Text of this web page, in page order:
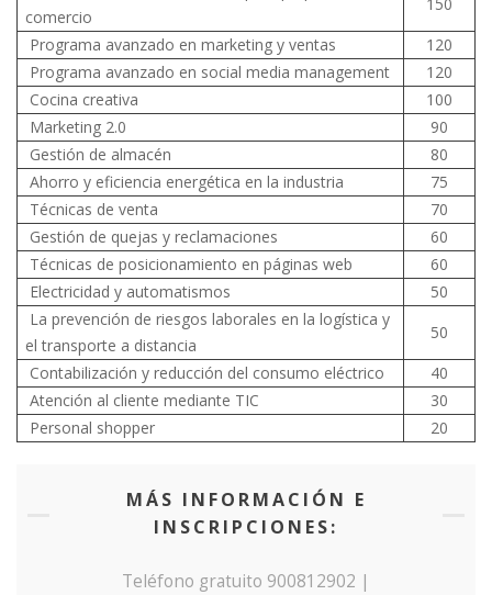
comercio
Programa avanzado en marketing y ventas
120
Programa avanzado en social media management
120
Cocina creativa
100
Marketing 2.0
90
Gestión de almacén
80
Ahorro y eficiencia energética en la industria
75
Técnicas de venta
70
Gestión de quejas y reclamaciones
60
Técnicas de posicionamiento en páginas web
60
Electricidad y automatismos
50
La prevención de riesgos laborales en la logística y
el transporte a distancia
50
Contabilización y reducción del consumo eléctrico
40
Atención al cliente mediante TIC
30
Personal shopper
20
MÁS INFORMACIÓN E
INSCRIPCIONES:
Teléfono gratuito 900812902 |